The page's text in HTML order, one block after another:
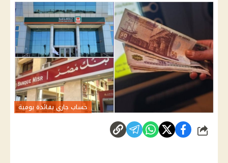
حساب جاري بفائدة يومية
شارك